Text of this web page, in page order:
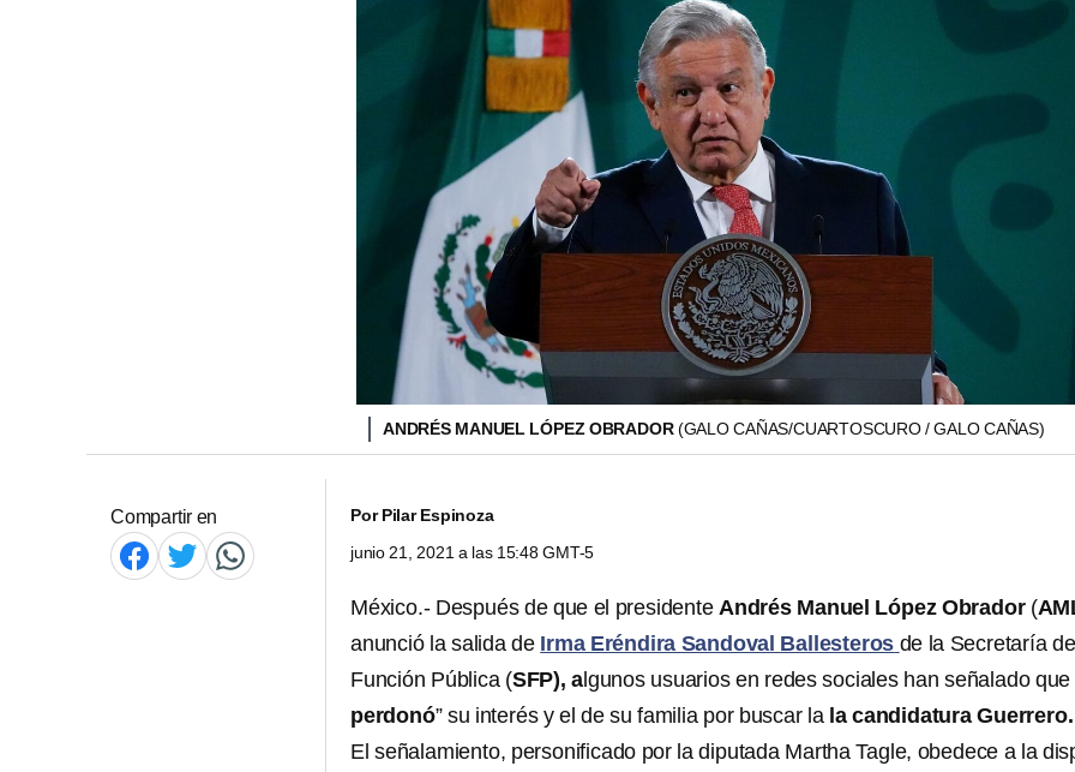
ANDRÉS MANUEL LÓPEZ OBRADOR(GALO CAÑAS/CUARTOSCURO / GALO CAÑAS)
Compartir en PorPilar Espinoza
junio 21, 2021 a las 15:48 GMT-5
México.- Después de que el presidente Andrés Manuel López Obrador(
anunció la salida de Irma Eréndira Sandoval Ballesteros de la Secretaría
Función Pública (SFP), a lgunos usuarios en redes sociales han señalado que
perdonó” su interés y el de su familia por buscar lala candidatura Guerrero.
El señalamiento, personificado por la diputada Martha Tagle, obedece a la